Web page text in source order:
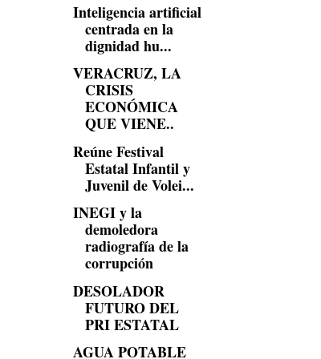
Inteligencia artificial
centrada en la
dignidad hu...
VERACRUZ, LA
CRISIS
ECONÓMICA
QUE VIENE..
Reúne Festival
Estatal Infantil y
Juvenil de Volei...
INEGI y la
demoledora
radiografía de la
corrupción
DESOLADOR
FUTURO DEL
PRI ESTATAL
AGUA POTABLE